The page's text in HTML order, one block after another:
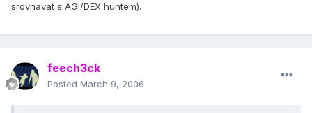
srovnavat s AGI/DEX huntem).
feech3ck
Posted March 9, 2006